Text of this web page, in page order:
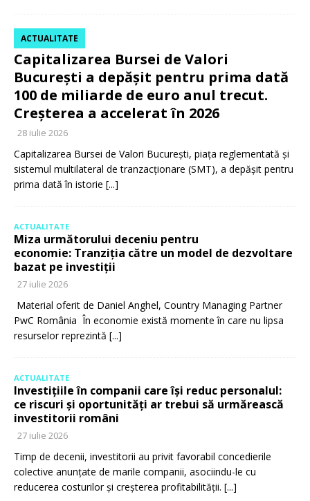
Capitalizarea Bursei de Valori
București a depășit pentru prima dată
100 de miliarde de euro anul trecut.
Creșterea a accelerat în 2026
ACTUALITATE
28 iulie 2026
Capitalizarea Bursei de Valori București, piața reglementată și
sistemul multilateral de tranzacționare (SMT), a depășit pentru
prima dată în istorie [...]
ACTUALITATE
Miza următorului deceniu pentru
economie: Tranziția către un model de dezvoltare
bazat pe investiții
27 iulie 2026
Material oferit de Daniel Anghel, Country Managing Partner
PwC România În economie există momente în care nu lipsa
resurselor reprezintă [...]
ACTUALITATE
Investițiile în companii care își reduc personalul:
ce riscuri și oportunități ar trebui să urmărească
investitorii români
27 iulie 2026
Timp de decenii, investitorii au privit favorabil concedierile
colective anunțate de marile companii, asociindu-le cu
reducerea costurilor și creșterea profitabilității. [...]